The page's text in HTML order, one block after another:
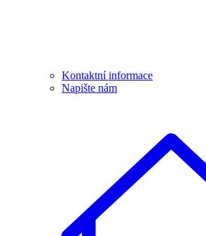
Kontaktní informace
Napište nám